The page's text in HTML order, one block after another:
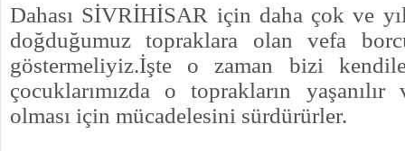
Dahası SİVRİHİSAR için daha çok ve
doğduğumuz topraklara olan vefa
göstermeliyiz.İşte o zaman bizi
çocuklarımızda o toprakların yaşanılır
olması için mücadelesini sürdürürler.